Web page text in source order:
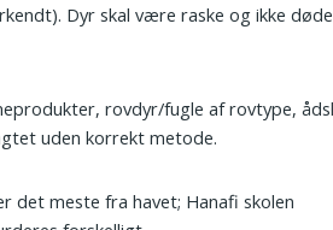
Dyr skal være raske og ikke
rovdyr/fugle af rovtype,
uden korrekt metode.
det meste fra havet; Hanafi skolen